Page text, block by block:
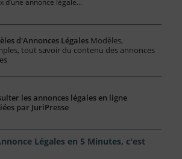
d’une annonce légale...
d'Annonces Légales Modèles,
tout savoir du contenu des annonces
les annonces légales en ligne
par JuriPresse
Légales en 5 Minutes, c'est